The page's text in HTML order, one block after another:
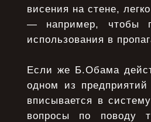
висения на стене,
— например, чтобы
использования в
Если же Б.Обама
одном из
вписывается в
вопросы по поводу